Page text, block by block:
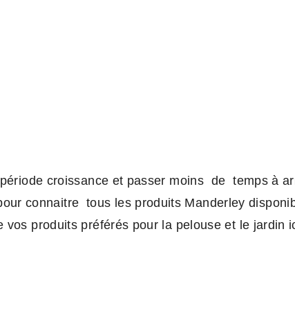
croissance et passer moins de temps à
connaitre tous les produits Manderley
produits préférés pour la pelouse et le jardin